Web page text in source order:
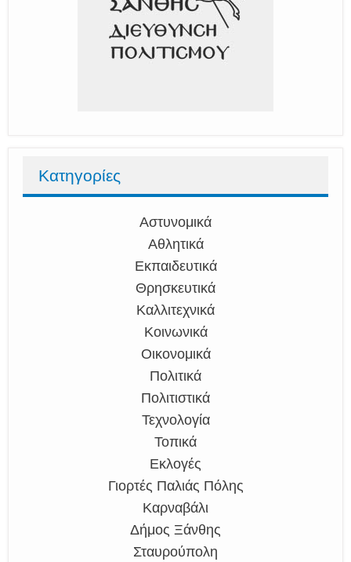
Κατηγορίες
Αστυνομικά
Αθλητικά
Εκπαιδευτικά
Θρησκευτικά
Καλλιτεχνικά
Κοινωνικά
Οικονομικά
Πολιτικά
Πολιτιστικά
Τεχνολογία
Τοπικά
Εκλογές
Γιορτές Παλιάς Πόλης
Καρναβάλι
Δήμος Ξάνθης
Σταυρούπολη